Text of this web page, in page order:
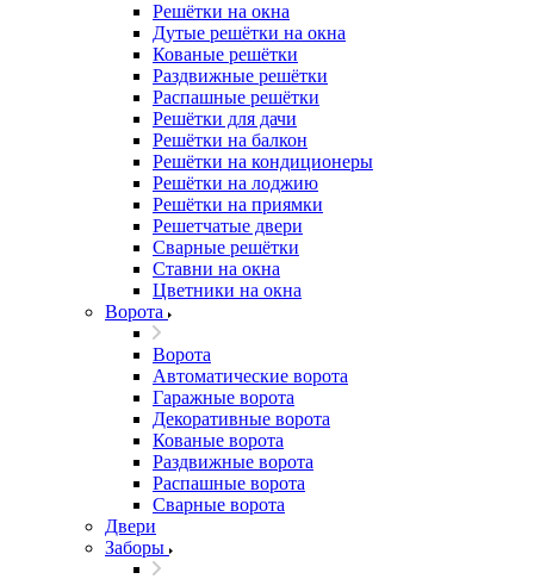
Решётки на окна
Дутые решётки на окна
Кованые решётки
Раздвижные решётки
Распашные решётки
Решётки для дачи
Решётки на балкон
Решётки на кондиционеры
Решётки на лоджию
Решётки на приямки
Решетчатые двери
Сварные решётки
Ставни на окна
Цветники на окна
Ворота
Ворота
Автоматические ворота
Гаражные ворота
Декоративные ворота
Кованые ворота
Раздвижные ворота
Распашные ворота
Сварные ворота
Двери
Заборы